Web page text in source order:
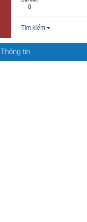
0
Tìm kiếm
Thông tin